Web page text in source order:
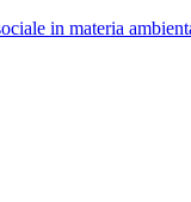
in materia